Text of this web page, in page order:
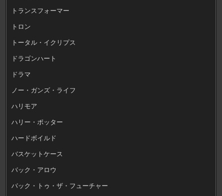
トランスフォーマー
トロン
トータル・イクリプス
ドラゴンハート
ドラマ
ノー・ガンズ・ライフ
ハリモア
ハリー・ポッター
ハードボイルド
バスケットケース
バック・アロウ
バック・トゥ・ザ・フューチャー